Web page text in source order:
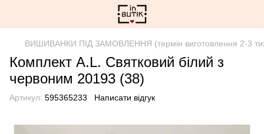
ВИШИВАНКИ ПІД ЗАМОВЛЕННЯ (термін виготовлення 2-3
Комплект A.L. Святковий білий з
червоним 20193 (38)
Артикул: 595365233 Написати відгук